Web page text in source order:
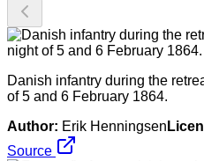
Danish infantry during the
of 5 and 6 February 1864.
Author: Erik Henningsen
Source